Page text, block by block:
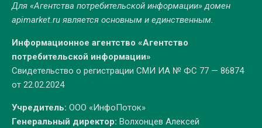
Для «Агентства потребительской информации» домен
apimarket.ruявляется основным и единственным.
Информационное агентство «Агентство
потребительской информации»
Свидетельство о регистрации СМИ ИА № ФС 77 — 86874
от 22.02.2024
Учредитель: ООО «ИнфоПоток»
Генеральный директор: Волхонцев Алексей